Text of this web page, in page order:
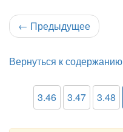
← Предыдущее
Вернуться к
3.46 3.47 3.48